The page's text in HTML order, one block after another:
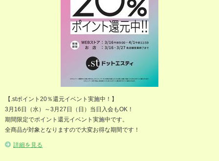
【.stポイント20％還元イベント実施中！】
3月16日（水）～3月27日（日）当日入会もOK！
期間限定でポイント還元イベント実施中です。
全商品が対象となりますので大変お得な期間です！
詳細を見る